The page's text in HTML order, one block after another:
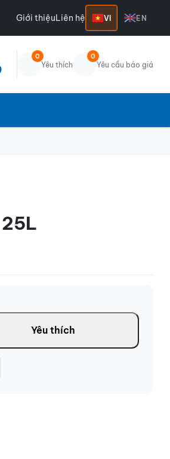
Giới thiệuLiên hệ VI EN
0
Yêu thích
0
Yêu cầu báo giá
Yêu thích